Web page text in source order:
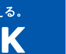
。